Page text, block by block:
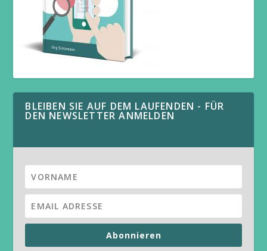
BLEIBEN SIE AUF DEM LAUFENDEN - FÜR
DEN NEWSLETTER ANMELDEN
Abonnieren